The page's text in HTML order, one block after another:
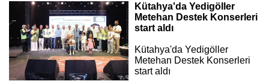
Kütahya'da Yedigöller
Metehan Destek Konserleri
start aldı
Kütahya'da Yedigöller
Metehan Destek Konserleri
start aldı